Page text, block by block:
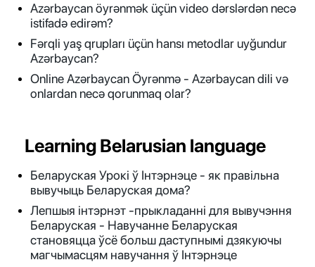
Azərbaycan öyrənmək üçün video dərslərdən necə
istifadə edirəm?
Fərqli yaş qrupları üçün hansı metodlar uyğundur
Azərbaycan?
Online Azərbaycan Öyrənmə - Azərbaycan dili və
onlardan necə qorunmaq olar?
Learning Belarusian language
Беларуская Урокі ў Інтэрнэце - як правільна
вывучыць Беларуская дома?
Лепшыя інтэрнэт -прыкладанні для вывучэння
Беларуская - Навучанне Беларуская
становяцца ўсё больш даступнымі дзякуючы
магчымасцям навучання ў Інтэрнэце